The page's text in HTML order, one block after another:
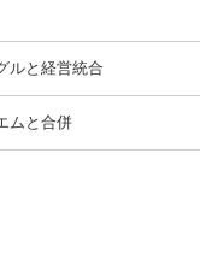
ルと経営統合
ムと合併